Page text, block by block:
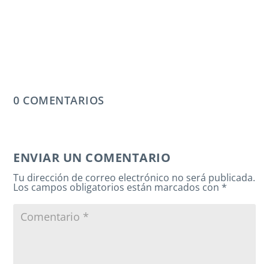
0 COMENTARIOS
ENVIAR UN COMENTARIO
Tu dirección de correo electrónico no será publicada.
Los campos obligatorios están marcados con*